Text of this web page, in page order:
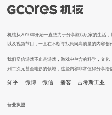
机核从2010年开始一直致力于分享游戏玩家的生活
以及视频节目，一直在不断寻找民间高质量的内容创
我们坚信游戏不止是游戏，游戏中包含的科学，文
到二次元甚至电影的领域，这些内容非常值得分享给
知乎 微博 微信 播客 吉考斯工业
营业执照